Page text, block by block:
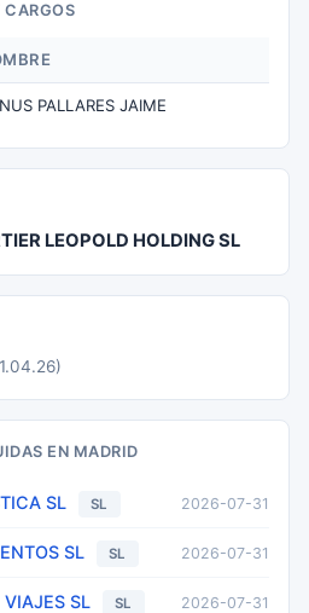
CARGOS
PALLARES JAIME
LEOPOLD HOLDING SL
EN MADRID
SL SL 2026-07-31
SL SL 2026-07-31
VIAJES SL SL 2026-07-31